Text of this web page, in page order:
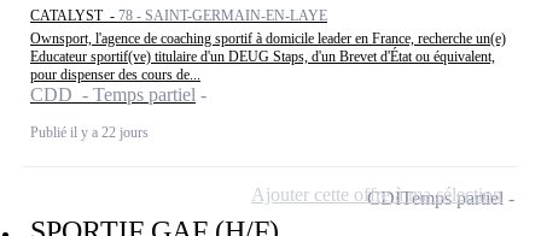
CATALYST - 78 - SAINT-GERMAIN-EN-LAYE
Ownsport, l'agence de coaching sportif à domicile leader en France, recherche un(e)
Educateur sportif(ve) titulaire d'un DEUG Staps, d'un Brevet d'État ou équivalent,
pour dispenser des cours de...
CDD - Temps partiel
Publié il y a 22 jours
CDITemps partiel
Ajouter cette offre à ma sélection